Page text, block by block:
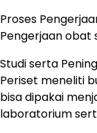
Proses
Pengerjaan obat
Studi serta
Periset meneliti
bisa dipakai
laboratorium